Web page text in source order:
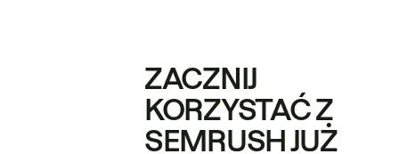
ZACZNIJ
KORZYSTAĆ Z
SEMRUSH JUŻ